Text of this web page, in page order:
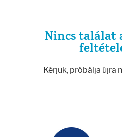
Nincs találat
Kérjük, próbálja újra
Arctisztítók
Arcradírok